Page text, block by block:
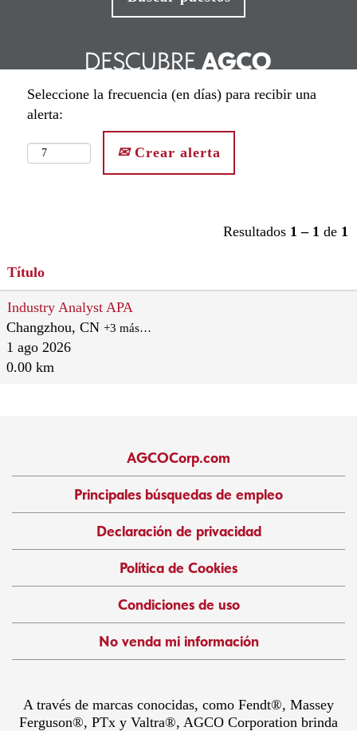
Seleccione la frecuencia (en días) para recibir una
alerta:
Crear alerta
Resultados 1 – 1 de 1
Título
Industry Analyst APA
Changzhou, CN +3 más…
1 ago 2026
0.00 km
AGCOCorp.com
Principales búsquedas de empleo
Declaración de privacidad
Política de Cookies
Condiciones de uso
No venda mi información
A través de marcas conocidas, como Fendt®, Massey
Ferguson®, PTx y Valtra®, AGCO Corporation brinda